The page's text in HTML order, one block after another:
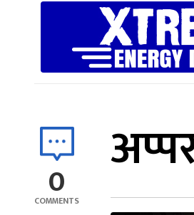
0
COMMENTS